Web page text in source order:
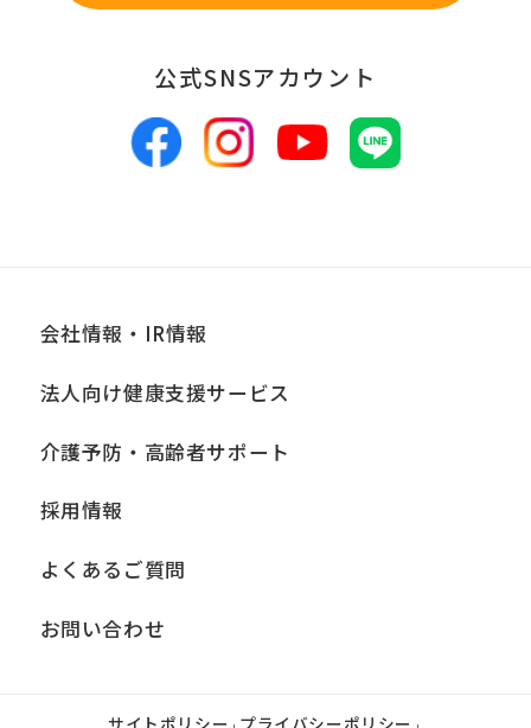
公式SNSアカウント
会社情報・IR情報
法人向け健康支援サービス
介護予防・高齢者サポート
採用情報
よくあるご質問
お問い合わせ
サイトポリシー プライバシーポリシー